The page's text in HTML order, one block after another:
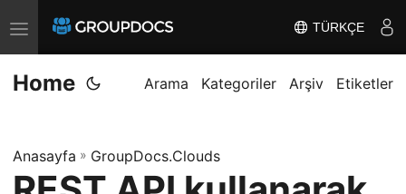
T
o
g
e
n
TÜRKÇE
Home Arama Kategoriler Arşiv Etiketler
Anasayfa » GroupDocs.Clouds